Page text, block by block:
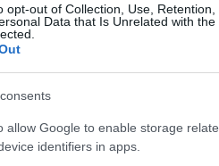
opt-out of Collection, Use,
Data that Is Unrelated with
allow Google to enable storage
identifiers in apps.